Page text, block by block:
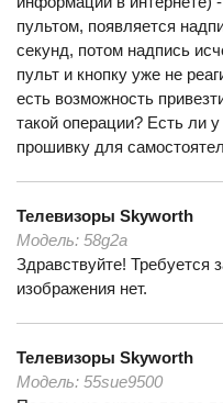
пультом, появляется
секунд, потом надпись
пульт и кнопку уже не
есть возможность
такой операции? Есть ли
прошивку для
Телевизоры Skyworth
Модель: 58g2a
Здравствуйте! Требуется
изображения нет.
Телевизоры Skyworth
Модель: 55sue9500